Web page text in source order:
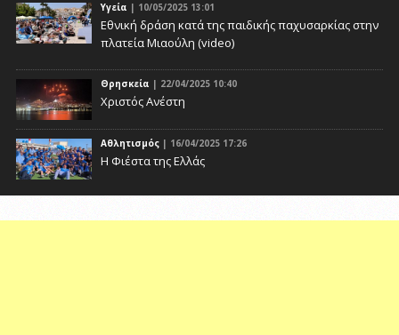
Υγεία | 10/05/2025 13:01
Eθνική δράση κατά της παιδικής παχυσαρκίας στην
πλατεία Μιαούλη (video)
Θρησκεία | 22/04/2025 10:40
Χριστός Ανέστη
Αθλητισμός | 16/04/2025 17:26
Η Φιέστα της Ελλάς